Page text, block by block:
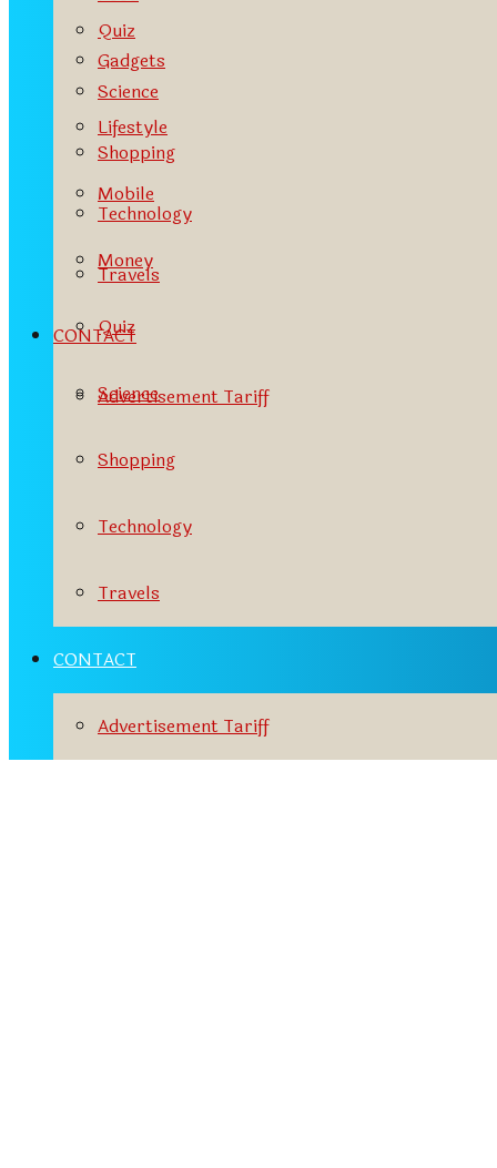
Quiz
Science
Shopping
Technology
Travels
CONTACT
Advertisement Tariff
Gadgets
Lifestyle
Mobile
Money
Quiz
Science
Shopping
Technology
Travels
CONTACT
Advertisement Tariff